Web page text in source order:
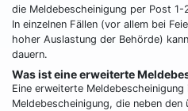
die Meldebescheinigung per Post
In einzelnen Fällen (vor allem bei
hoher Auslastung der Behörde)
dauern.
Was ist eine erweiterte
Eine erweiterte
Meldebescheinigung, die neben